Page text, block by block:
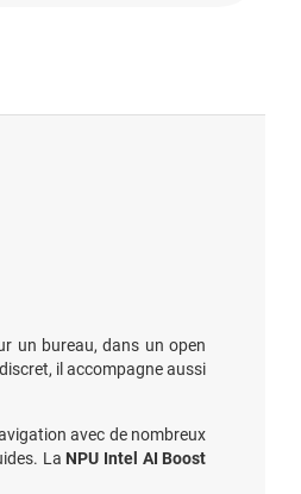
un bureau, dans un open
il accompagne aussi
avec de nombreux
La NPU Intel AI Boost